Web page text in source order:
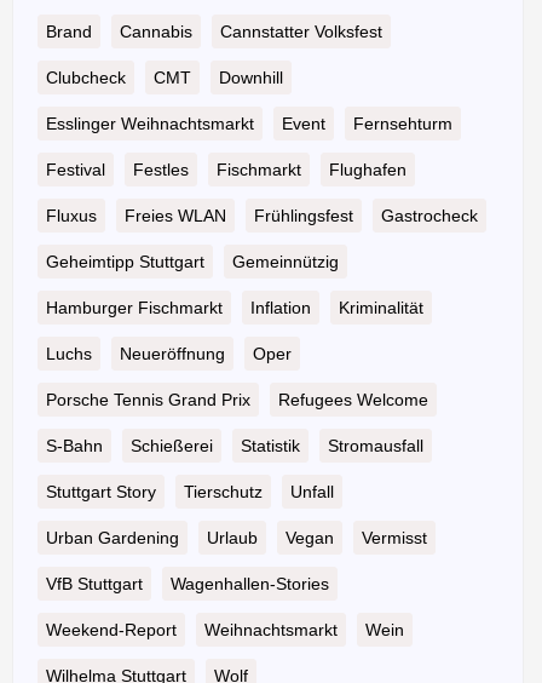
Brand Cannabis Cannstatter Volksfest
Clubcheck CMT Downhill
Esslinger Weihnachtsmarkt Event Fernsehturm
Festival Festles Fischmarkt Flughafen
Fluxus Freies WLAN Frühlingsfest Gastrocheck
Geheimtipp Stuttgart Gemeinnützig
Hamburger Fischmarkt Inflation Kriminalität
Luchs Neueröffnung Oper
Porsche Tennis Grand Prix Refugees Welcome
S-Bahn Schießerei Statistik Stromausfall
Stuttgart Story Tierschutz Unfall
Urban Gardening Urlaub Vegan Vermisst
VfB Stuttgart Wagenhallen-Stories
Weekend-Report Weihnachtsmarkt Wein
Wilhelma Stuttgart Wolf